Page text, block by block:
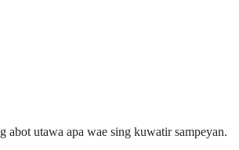
abot utawa apa wae sing kuwatir sampeyan.